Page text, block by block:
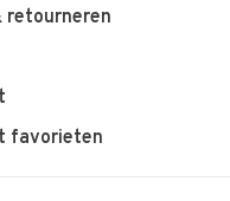
retourneren
favorieten